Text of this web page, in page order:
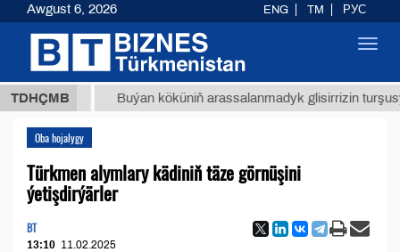
TDHÇMB Buýan köküniň arassalanmadyk glisirrizin turşusy (t.)
Oba hojalygy
Türkmen alymlary kädiniň täze görnüşini
ýetişdirýärler
BT
13:10 11.02.2025
Awgust 6, 2026 ENG TM РУС